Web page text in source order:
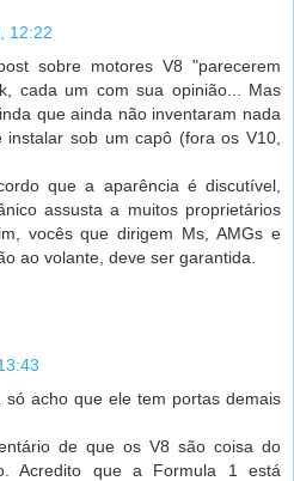
12:22
sobre motores V8 "parecerem
cada um com sua opinião... Mas
que ainda não inventaram nada
instalar sob um capô (fora os V10,
que a aparência é discutível,
assusta a muitos proprietários
vocês que dirigem Ms, AMGs e
ao volante, deve ser garantida.
acho que ele tem portas demais
de que os V8 são coisa do
Acredito que a Formula 1 está